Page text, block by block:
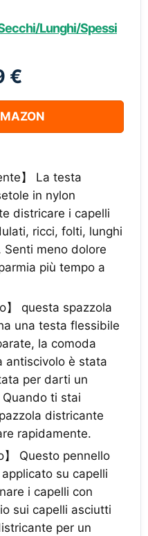
Lunghi/Spessi
€
】 La testa
in nylon
districare i capelli
ricci, folti, lunghi
meno dolore
più tempo a
】 questa spazzola
una testa flessibile
la comoda
antiscivolo è stata
per darti un
ti stai
districante
rapidamente.
】 Questo pennello
su capelli
i capelli con
sui capelli asciutti
per un